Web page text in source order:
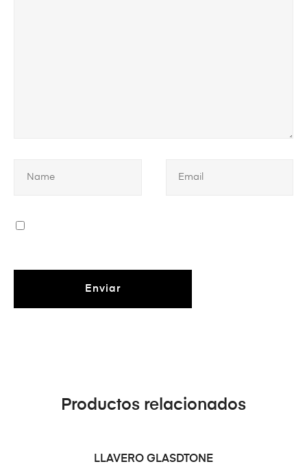
Productos relacionados
LEER MÁS
LLAVERO GLASDTONE